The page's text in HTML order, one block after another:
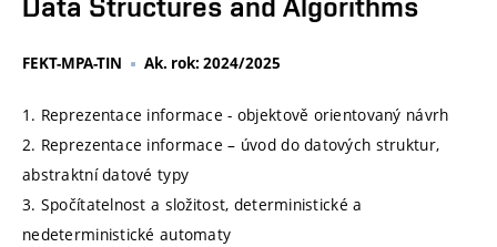
Data Structures and Algorithms
FEKT-MPA-TIN Ak. rok: 2024/2025
1. Reprezentace informace - objektově orientovaný návrh
2. Reprezentace informace – úvod do datových struktur,
abstraktní datové typy
3. Spočítatelnost a složitost, deterministické a
nedeterministické automaty